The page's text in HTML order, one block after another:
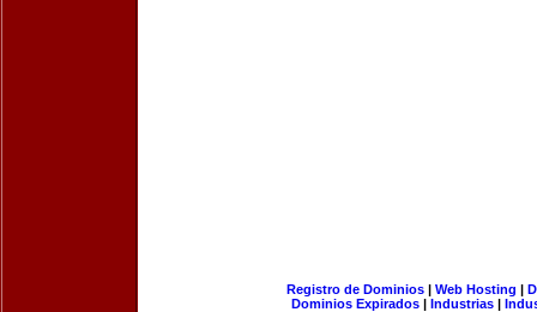
Registro de Dominios| Web Hosting |
Dominios Expirados | Industrias |